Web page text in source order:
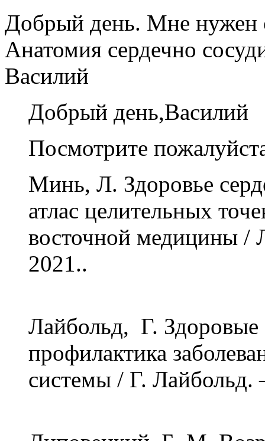
Добрый день. Мне нужен
Анатомия сердечно
Василий
Добрый день,Василий
Посмотрите
Минь, Л. Здоровье
атлас целительных
восточной медицины
2021..
Лайбольд, Г. Здоровые
профилактика
системы / Г.